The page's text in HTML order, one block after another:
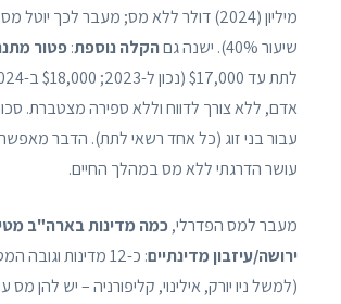
מיליון (2024) דולר ללא מס; מעבר לכך
שיעור 40%). ישנה גם
הקלה נוספת:פטור
אדם, ללא צורך לדווח וללא ספירה מצטברת.
עבור בני זוג (כל אחד רשאי לתת). הדבר
עושר הדרגתי ללא מס במהלך החיים.
מעבר למס הפדרלי,כמה מדינות בארה"ב
ירושה/עיזבון מדינתיים
: כ-12 מדינות
(למשל ניו יורק, אילינוי, קליפורניה – יש להן מס